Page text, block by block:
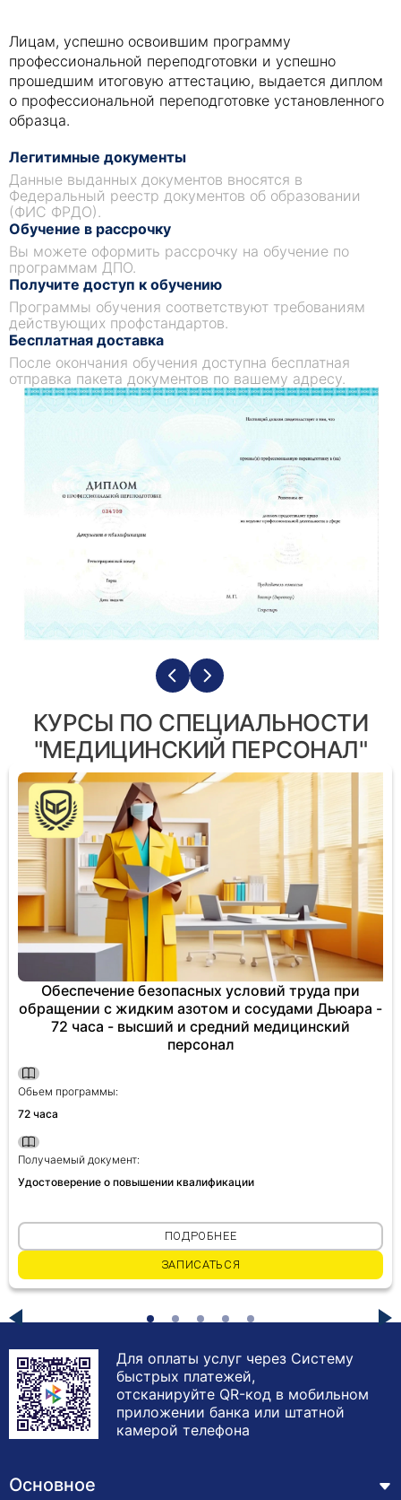
Лицам, успешно освоившим программу
профессиональной переподготовки и успешно
прошедшим итоговую аттестацию, выдается диплом
о профессиональной переподготовке установленного
образца.
Легитимные документы
Данные выданных документов вносятся в
Федеральный реестр документов об образовании
(ФИС ФРДО).
Обучение в рассрочку
Вы можете оформить рассрочку на обучение по
программам ДПО.
Получите доступ к обучению
Программы обучения соответствуют требованиям
действующих профстандартов.
Бесплатная доставка
После окончания обучения доступна бесплатная
отправка пакета документов по вашему адресу.
КУРСЫ ПО СПЕЦИАЛЬНОСТИ
"МЕДИЦИНСКИЙ ПЕРСОНАЛ"
Обеспечение безопасных условий труда при
обращении с жидким азотом и сосудами Дьюара -
72 часа - высший и средний медицинский
персонал
Обьем программы:
72 часа
Получаемый документ:
Удостоверение о повышении квалификации
ПОДРОБНЕЕ
ЗАПИСАТЬСЯ
Для оплаты услуг через Систему
быстрых платежей,
отсканируйте QR-код в мобильном
приложении банка или штатной
камерой телефона
Основное